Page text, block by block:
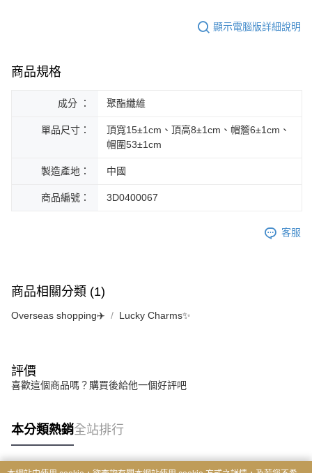
顯示電腦版詳細說明
商品規格
成分 ： 聚酯纖維
單品尺寸：
頂寬15±1cm、頂高8±1cm、帽簷6±1cm、
帽圍53±1cm
製造產地： 中國
商品編號： 3D0400067
客服
商品相關分類 (1)
Overseas shopping✈️ Lucky Charms✨
評價
喜歡這個商品嗎？購買後給他一個好評吧
本分類熱銷全站排行